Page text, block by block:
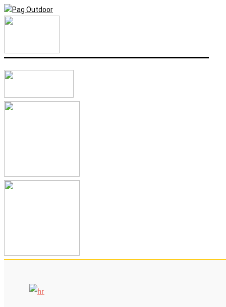
Idi
na
Search...